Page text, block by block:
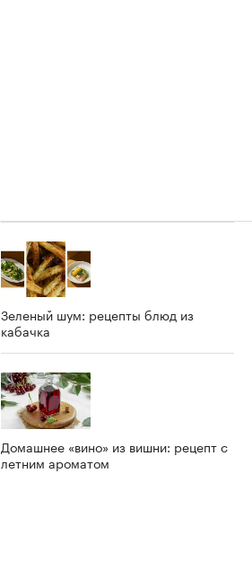
Зеленый шум: рецепты блюд из
кабачка
Домашнее «вино» из вишни: рецепт с
летним ароматом